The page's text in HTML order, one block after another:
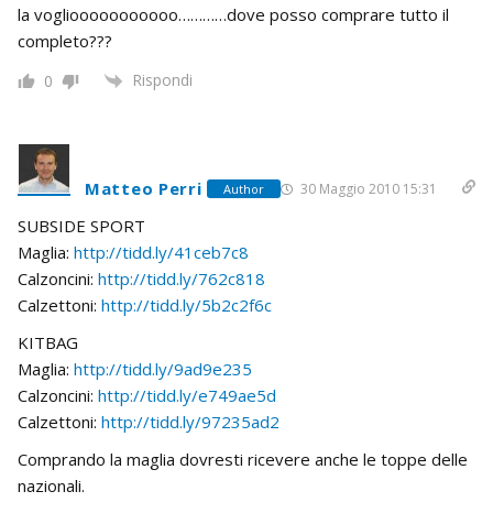
la vogliooooooooooo…………dove posso comprare tutto il
completo???
0 Rispondi
Matteo Perri Author 30 Maggio 2010 15:31
SUBSIDE SPORT
Maglia: http://tidd.ly/41ceb7c8
Calzoncini: http://tidd.ly/762c818
Calzettoni: http://tidd.ly/5b2c2f6c
KITBAG
Maglia: http://tidd.ly/9ad9e235
Calzoncini: http://tidd.ly/e749ae5d
Calzettoni: http://tidd.ly/97235ad2
Comprando la maglia dovresti ricevere anche le toppe delle
nazionali.